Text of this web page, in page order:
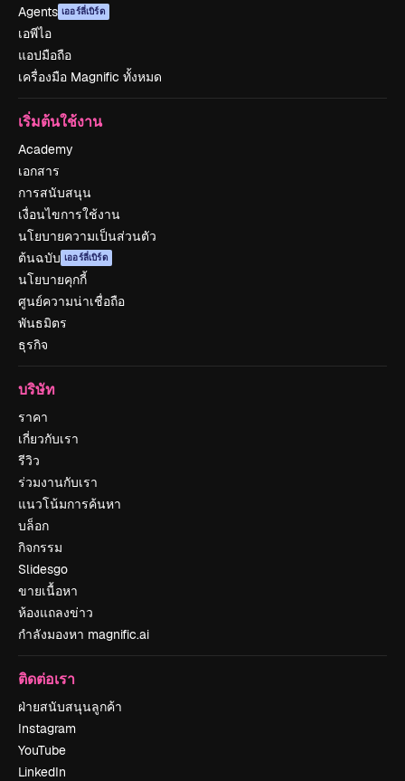
Agents เออร์ลี่เบิร์ด
เอพีไอ
แอปมือถือ
เครื่องมือ Magnific ทั้งหมด
เริ่มต้นใช้งาน
Academy
เอกสาร
การสนับสนุน
เงื่อนไขการใช้งาน
นโยบายความเป็นส่วนตัว
ต้นฉบับ เออร์ลี่เบิร์ด
นโยบายคุกกี้
ศูนย์ความน่าเชื่อถือ
พันธมิตร
ธุรกิจ
บริษัท
ราคา
เกี่ยวกับเรา
รีวิว
ร่วมงานกับเรา
แนวโน้มการค้นหา
บล็อก
กิจกรรม
Slidesgo
ขายเนื้อหา
ห้องแถลงข่าว
กำลังมองหา magnific.ai
ติดต่อเรา
ฝ่ายสนับสนุนลูกค้า
Instagram
YouTube
LinkedIn